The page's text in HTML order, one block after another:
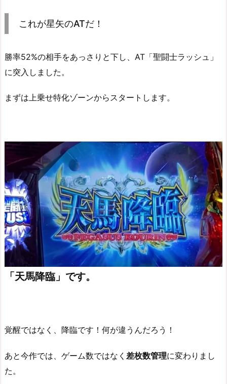
これが星矢のATだ！
勝率52%の相手をあっさりと下し、AT「聖闘士ラッシュ」
に突入しました。
まずは上乗せ特化ゾーンからスタートします。
「天馬降臨」です。
覚醒ではなく、降臨です！何が違うんだろう！
あと今作では、ゲーム数ではなく 差枚数管理に変わりまし
た。